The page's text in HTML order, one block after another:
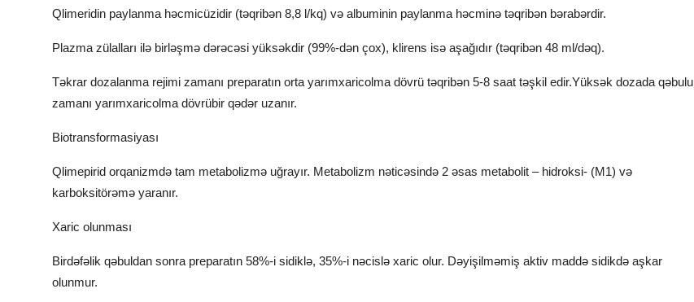
Qlimeridin paylanma həcmicüzidir (təqribən 8,8 l/kq) və albuminin paylanma həcminə təqribən bərabərdir.
Plazma zülalları ilə birləşmə dərəcəsi yüksəkdir (99%-dən çox), klirens isə aşağıdır (təqribən 48 ml/dəq).
Təkrar dozalanma rejimi zamanı preparatın orta yarımxaricolma dövrü təqribən 5-8 saat təşkil edir.Yüksək dozada qəbulu
zamanı yarımxaricolma dövrübir qədər uzanır.
Biotransformasiyası
Qlimepirid orqanizmdə tam metabolizmə uğrayır. Metabolizm nəticəsində 2 əsas metabolit – hidroksi- (M1) və
karboksitörəmə yaranır.
Xaric olunması
Birdəfəlik qəbuldan sonra preparatın 58%-i sidiklə, 35%-i nəcislə xaric olur. Dəyişilməmiş aktiv maddə sidikdə aşkar
olunmur.